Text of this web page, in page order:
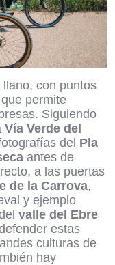
con puntos
permite
Siguiendo
Vía Verde del
del Pla
antes de
a las puertas
de la Carrova,
y ejemplo
valle del Ebre
estas
culturas de
hay